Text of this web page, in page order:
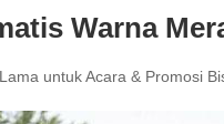
Warna
untuk Acara & Promosi